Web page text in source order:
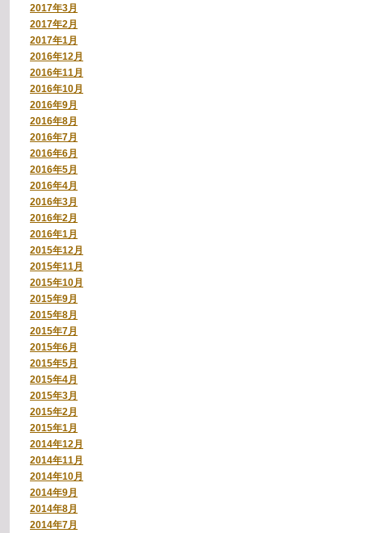
2017年3月
2017年2月
2017年1月
2016年12月
2016年11月
2016年10月
2016年9月
2016年8月
2016年7月
2016年6月
2016年5月
2016年4月
2016年3月
2016年2月
2016年1月
2015年12月
2015年11月
2015年10月
2015年9月
2015年8月
2015年7月
2015年6月
2015年5月
2015年4月
2015年3月
2015年2月
2015年1月
2014年12月
2014年11月
2014年10月
2014年9月
2014年8月
2014年7月